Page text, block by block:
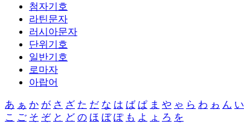
첨자기호
라틴문자
러시아문자
단위기호
일반기호
로마자
아랍어
あ ぁ か が さ ざ た だ な は ば ぱ ま や ゃ ら わ ゎ ん い
こ ご そ ぞ と ど の ほ ぼ ぽ も よ ょ ろ を